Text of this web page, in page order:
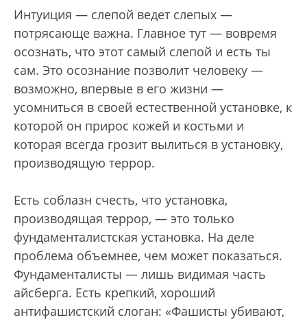
Интуиция — слепой ведет слепых —
потрясающе важна. Главное тут — вовремя
осознать, что этот самый слепой и есть ты
сам. Это осознание позволит человеку —
возможно, впервые в его жизни —
усомниться в своей естественной установке, к
которой он прирос кожей и костьми и
которая всегда грозит вылиться в установку,
производящую террор.
Есть соблазн счесть, что установка,
производящая террор, — это только
фундаменталистская установка. На деле
проблема объемнее, чем может показаться.
Фундаменталисты — лишь видимая часть
айсберга. Есть крепкий, хороший
антифашистский слоган: «Фашисты убивают,